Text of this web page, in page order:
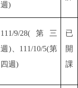
週)
111/9/28( 第三
週)、111/10/5(第
四週)
已
開
課